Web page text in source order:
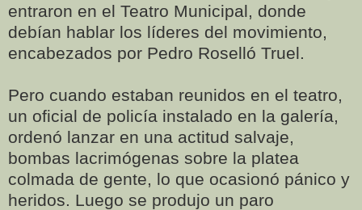
entraron en el Teatro Municipal, donde
debían hablar los líderes del movimiento,
encabezados por Pedro Roselló Truel.
Pero cuando estaban reunidos en el teatro,
un oficial de policía instalado en la galería,
ordenó lanzar en una actitud salvaje,
bombas lacrimógenas sobre la platea
colmada de gente, lo que ocasionó pánico y
heridos. Luego se produjo un paro